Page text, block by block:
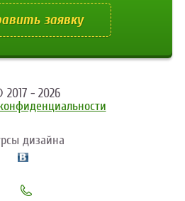
заявку
- 2026
дизайна